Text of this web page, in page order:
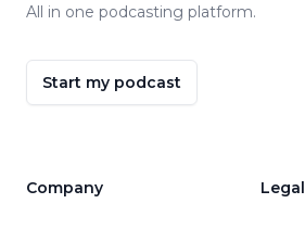
All in one podcasting platform.
Start my podcast
Company Legal